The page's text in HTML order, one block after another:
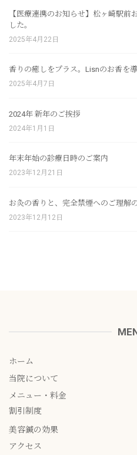
【医療連携のお知らせ】松ヶ崎駅前
した。
2025年4月22日
香りの癒しをプラス。Lisnのお香を
2025年4月7日
2024年 新年のご挨拶
2024年1月1日
年末年始の診療日時のご案内
2023年12月21日
お灸の香りと、完全禁煙へのご理解
2023年12月12日
ホーム
当院について
メニュー・料金
割引制度
美容鍼の効果
アクセス